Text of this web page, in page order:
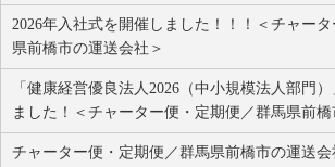
2026年入社式を開催しました！！！＜チャー
県前橋市の運送会社＞
「健康経営優良法人2026（中小規模法人部門
ました！＜チャーター便・定期便／群馬県前橋
チャーター便・定期便／群馬県前橋市の運送